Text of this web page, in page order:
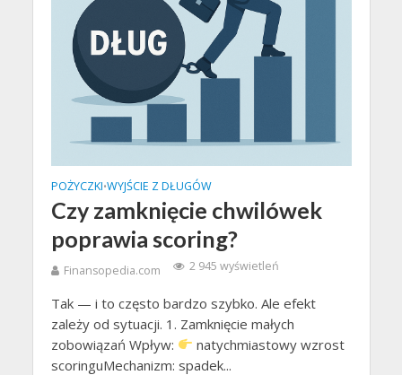
POŻYCZKI•WYJŚCIE Z DŁUGÓW
Czy zamknięcie chwilówek
poprawia scoring?
Finansopedia.com 2 945 wyświetleń
Tak — i to często bardzo szybko. Ale efekt
zależy od sytuacji. 1. Zamknięcie małych
zobowiązań Wpływ:
natychmiastowy wzrost
scoringuMechanizm: spadek...